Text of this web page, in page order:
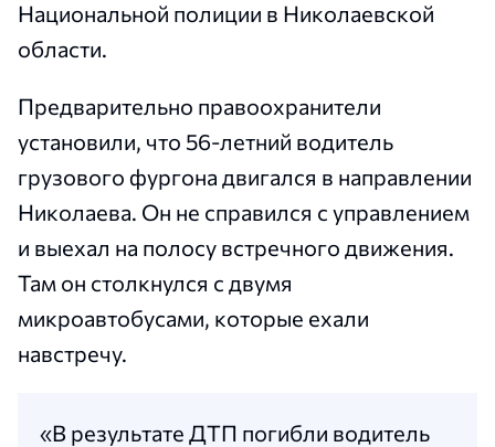
Национальной полиции в Николаевской
области.
Предварительно правоохранители
установили, что 56-летний водитель
грузового фургона двигался в направлении
Николаева. Он не справился с управлением
и выехал на полосу встречного движения.
Там он столкнулся с двумя
микроавтобусами, которые ехали
навстречу.
«В результате ДТП погибли водитель